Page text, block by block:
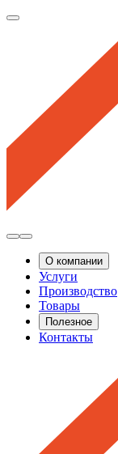
О компании
Услуги
Производство
Товары
Полезное
Контакты